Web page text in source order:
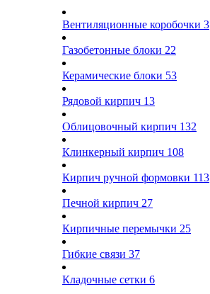
Вентиляционные коробочки 3
Газобетонные блоки 22
Керамические блоки 53
Рядовой кирпич 13
Облицовочный кирпич 132
Клинкерный кирпич 108
Кирпич ручной формовки 113
Печной кирпич 27
Кирпичные перемычки 25
Гибкие связи 37
Кладочные сетки 6